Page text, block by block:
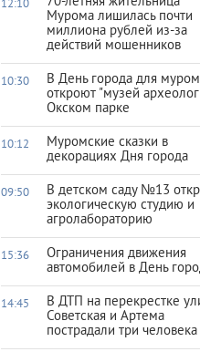
12:10
Мурома лишилась почти
миллиона рублей из-за
действий мошенников
10:30
В День города для
откроют "музей
Окском парке
10:12
Муромские сказки в
декорациях Дня города
09:50
В детском саду №13
экологическую студию и
агролабораторию
15:36
Ограничения движения
автомобилей в День
14:45
В ДТП на перекрестке
Советская и Артема
пострадали три человека